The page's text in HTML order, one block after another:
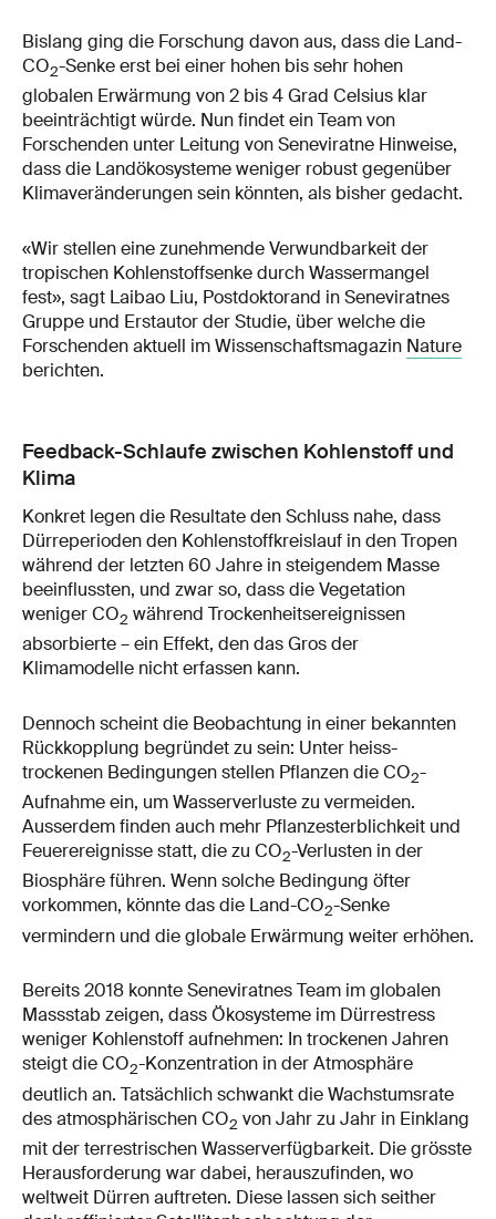
Bislang ging die Forschung davon aus, dass die Land-
CO2-Senke erst bei einer hohen bis sehr hohen
globalen Erwärmung von 2 bis 4 Grad Celsius klar
beeinträchtigt würde. Nun findet ein Team von
Forschenden unter Leitung von Seneviratne Hinweise,
dass die Landökosysteme weniger robust gegenüber
Klimaveränderungen sein könnten, als bisher gedacht.
«Wir stellen eine zunehmende Verwundbarkeit der
tropischen Kohlenstoffsenke durch Wassermangel
fest», sagt Laibao Liu, Postdoktorand in Seneviratnes
Gruppe und Erstautor der Studie, über welche die
Forschenden aktuell im Wissenschaftsmagazin Nature
berichten.
Feedback-Schlaufe zwischen Kohlenstoff und
Klima
Konkret legen die Resultate den Schluss nahe, dass
Dürreperioden den Kohlenstoffkreislauf in den Tropen
während der letzten 60 Jahre in steigendem Masse
beeinflussten, und zwar so, dass die Vegetation
weniger CO2 während Trockenheitsereignissen
absorbierte – ein Effekt, den das Gros der
Klimamodelle nicht erfassen kann.
Dennoch scheint die Beobachtung in einer bekannten
Rückkopplung begründet zu sein: Unter heiss-
trockenen Bedingungen stellen Pflanzen die CO2-
Aufnahme ein, um Wasserverluste zu vermeiden.
Ausserdem finden auch mehr Pflanzesterblichkeit und
Feuerereignisse statt, die zu CO2-Verlusten in der
Biosphäre führen. Wenn solche Bedingung öfter
vorkommen, könnte das die Land-CO2-Senke
vermindern und die globale Erwärmung weiter erhöhen.
Bereits 2018 konnte Seneviratnes Team im globalen
Massstab zeigen, dass Ökosysteme im Dürrestress
weniger Kohlenstoff aufnehmen: In trockenen Jahren
steigt die CO2-Konzentration in der Atmosphäre
deutlich an. Tatsächlich schwankt die Wachstumsrate
des atmosphärischen CO2 von Jahr zu Jahr in Einklang
mit der terrestrischen Wasserverfügbarkeit. Die grösste
Herausforderung war dabei, herauszufinden, wo
weltweit Dürren auftreten. Diese lassen sich seither